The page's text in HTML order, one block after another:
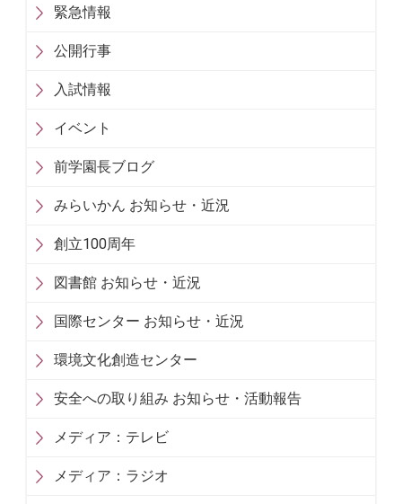
緊急情報
公開行事
入試情報
イベント
前学園長ブログ
みらいかん お知らせ・近況
創立100周年
図書館 お知らせ・近況
国際センター お知らせ・近況
環境文化創造センター
安全への取り組み お知らせ・活動報告
メディア：テレビ
メディア：ラジオ